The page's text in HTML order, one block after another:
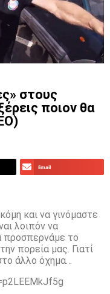
στους
ποιον θα
Email
και να γινόμαστε
λοιπόν να
προσπερνάμε το
πορεία μας. Γιατί
άλλο όχημα…